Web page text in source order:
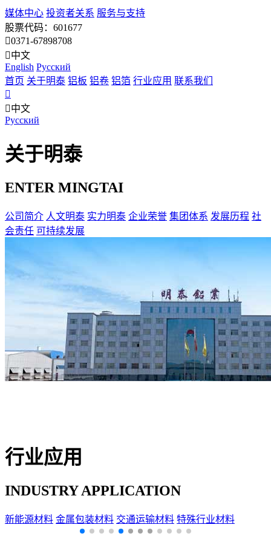
媒体中心 投资者关系 服务与支持
股票代码：601677
0371-67898708
中文
English Pусский
首页 关于明泰 铝板 铝卷 铝箔 行业应用 联系我们
中文
Pусский
关于明泰
ENTER MINGTAI
公司简介 人文明泰 实力明泰 企业荣誉 集团体系 发展历程 社
会责任 可持续发展
行业应用
INDUSTRY APPLICATION
新能源材料 金属包装材料 交通运输材料 特殊行业材料